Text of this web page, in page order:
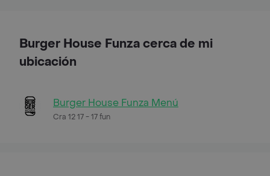
Burger House Funza cerca de mi
ubicación
Burger House Funza Menú
Cra 12 17 - 17 fun